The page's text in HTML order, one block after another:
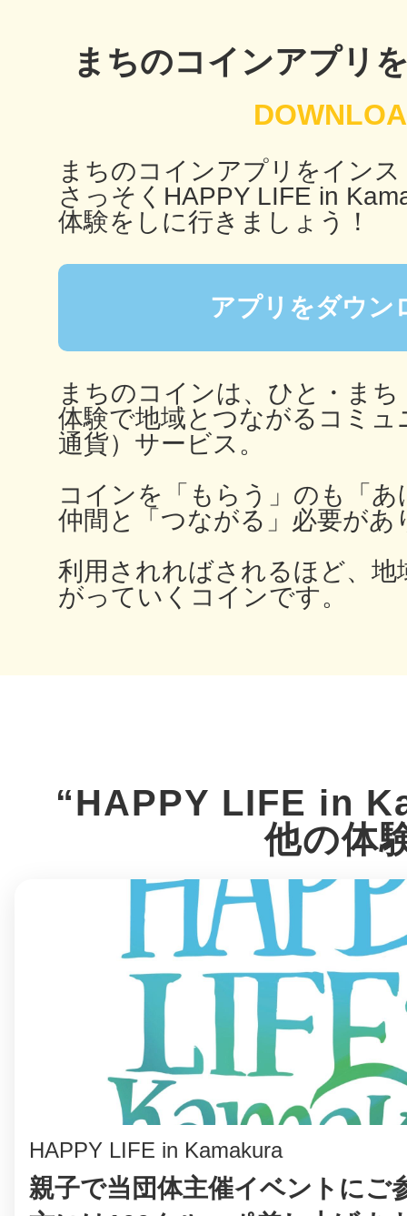
まちのコインアプリ
まちのコインアプリをイン
さっそくHAPPY LIFE in
体験をしに行きましょう！
アプリをダウン
まちのコインは、ひと・ま
体験で地域とつながるコミュ
通貨）サービス。
コインを「もらう」のも「
仲間と「つながる」必要があ
利用されればされるほど、地
がっていくコインです。
“HAPPY LIFE in
他の体
HAPPY LIFE in Kamakura
親子で当団体主催イベントにご
鴻巣
池袋
生駒
秋葉原
日置
シモキ
多度津
厚木